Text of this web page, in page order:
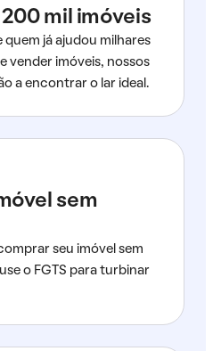
mil imóveis
já ajudou milhares
vender imóveis, nossos
a encontrar o lar ideal.
sem
seu imóvel sem
o FGTS para turbinar